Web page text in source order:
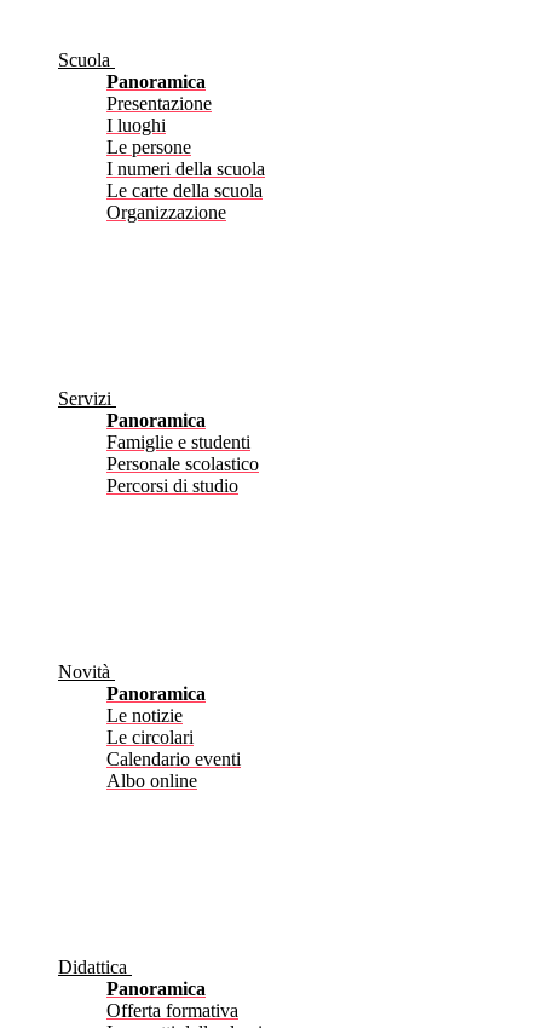
Scuola
Panoramica
Presentazione
I luoghi
Le persone
I numeri della scuola
Le carte della scuola
Organizzazione
Servizi
Panoramica
Famiglie e studenti
Personale scolastico
Percorsi di studio
Novità
Panoramica
Le notizie
Le circolari
Calendario eventi
Albo online
Didattica
Panoramica
Offerta formativa